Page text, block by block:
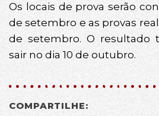
Os locais de prova serão
de setembro e as provas
de setembro. O resultado
sair no dia 10 de outubro.
COMPARTILHE: